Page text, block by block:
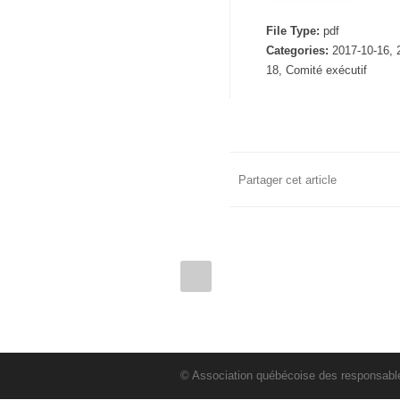
File Type: pdf
Categories: 2017-10-16,
18, Comité exécutif
Partager cet article
© Association québécoise des